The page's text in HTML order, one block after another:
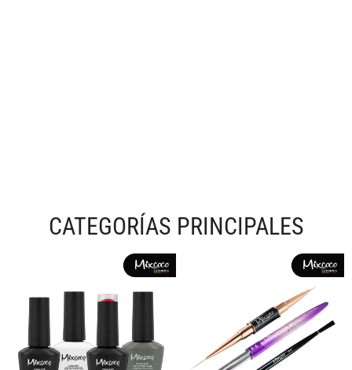
CATEGORÍAS PRINCIPALES